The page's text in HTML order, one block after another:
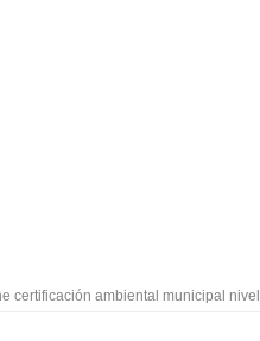
durante la
y coreana
sociales en
por su
certificación ambiental municipal nivel